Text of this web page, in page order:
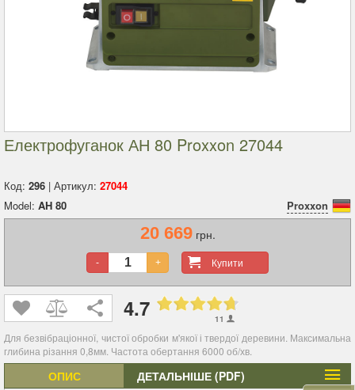
Електрофуганок АН 80 Proxxon 27044
Код: 296 | Артикул: 27044
Model: AH 80 Proxxon
20 669грн.
Купити
- +
4.7 11
Для безвібраціонної, чистої обробки м'якої і твердої деревини. Максимальна
глибина різання 0,8мм. Частота обертання 6000 об/хв.
ОПИС ДЕТАЛЬНІШЕ (PDF)